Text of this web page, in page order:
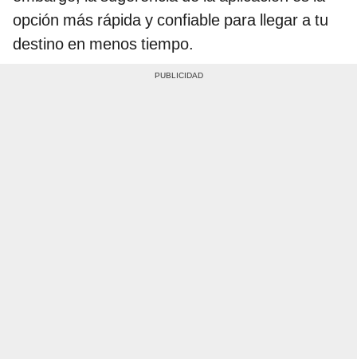
opción más rápida y confiable para llegar a tu
destino en menos tiempo.